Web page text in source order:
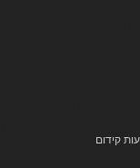
קידום